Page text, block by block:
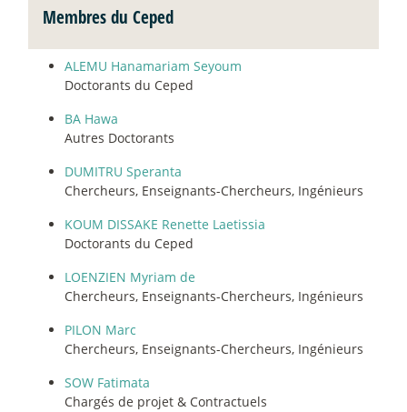
Membres du Ceped
ALEMU Hanamariam Seyoum
Doctorants du Ceped
BA Hawa
Autres Doctorants
DUMITRU Speranta
Chercheurs, Enseignants-Chercheurs, Ingénieurs
KOUM DISSAKE Renette Laetissia
Doctorants du Ceped
LOENZIEN Myriam de
Chercheurs, Enseignants-Chercheurs, Ingénieurs
PILON Marc
Chercheurs, Enseignants-Chercheurs, Ingénieurs
SOW Fatimata
Chargés de projet & Contractuels